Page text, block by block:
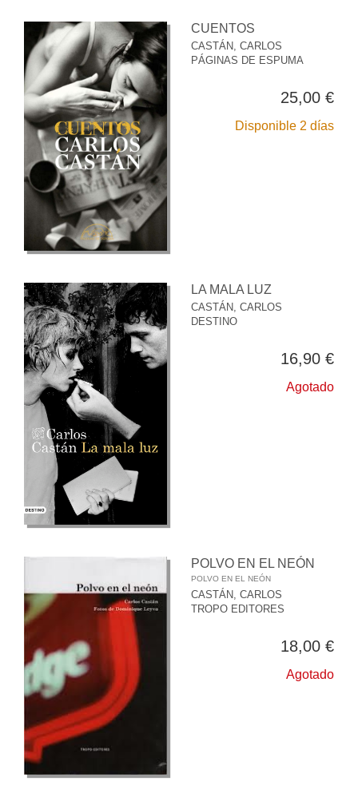
CUENTOS
CASTÁN, CARLOS
PÁGINAS DE ESPUMA
25,00 €
Disponible 2 días
LA MALA LUZ
CASTÁN, CARLOS
DESTINO
16,90 €
Agotado
POLVO EN EL NEÓN
POLVO EN EL NEÓN
CASTÁN, CARLOS
TROPO EDITORES
18,00 €
Agotado